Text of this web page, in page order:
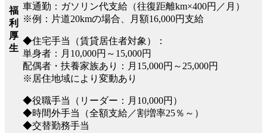
福
利
厚
生
車通勤：ガソリン代支給（往復距離km×400円／月）
※例：片道20kmの場合、月額16,000円支給
◆住宅手当（賃貸居住者対象）：
単身者：月10,000円～15,000円
配偶者・扶養家族あり：月15,000円～25,000円
※居住地域により変動あり
◆役職手当（リーダー：月10,000円）
◆時間外手当（全額支給／割増率25％～）
◆交替勤務手当